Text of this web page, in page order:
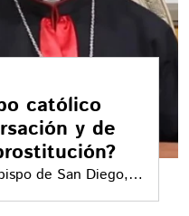
católico
y de
de San Diego,
México con